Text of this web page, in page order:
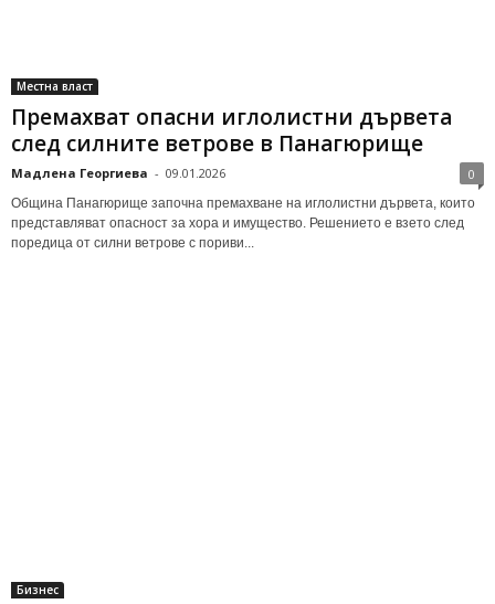
Местна власт
Премахват опасни иглолистни дървета
след силните ветрове в Панагюрище
Мадлена Георгиева - 09.01.2026 0
Община Панагюрище започна премахване на иглолистни дървета, които
представляват опасност за хора и имущество. Решението е взето след
поредица от силни ветрове с пориви...
Бизнес